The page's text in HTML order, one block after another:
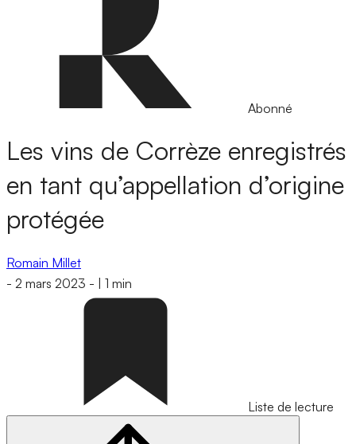
Abonné
Les vins de Corrèze enregistrés
en tant qu’appellation d’origine
protégée
Romain Millet
- 2 mars 2023 - 1 min
Liste de lecture